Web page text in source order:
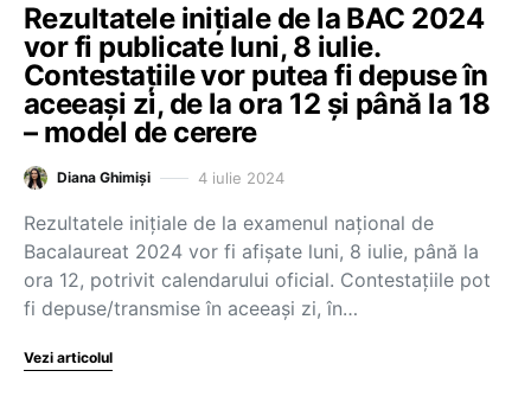
Rezultatele inițiale de la BAC 2024
vor fi publicate luni, 8 iulie.
Contestațiile vor putea fi depuse în
aceeași zi, de la ora 12 și până la 18
– model de cerere
Diana Ghimiși 4 iulie 2024
Rezultatele inițiale de la examenul național de
Bacalaureat 2024 vor fi afișate luni, 8 iulie, până la
ora 12, potrivit calendarului oficial. Contestațiile pot
fi depuse/transmise în aceeași zi, în…
Vezi articolul